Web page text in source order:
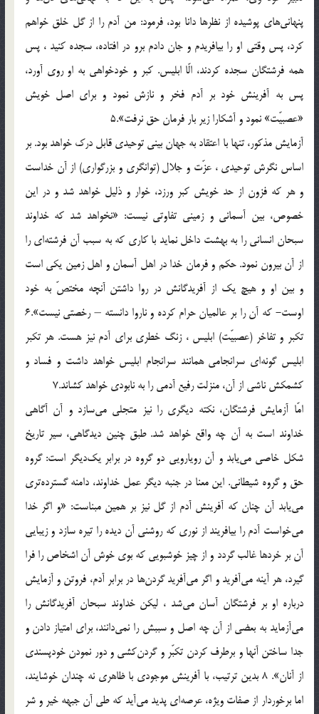
پنهانى‌هاى پوشيده از نظرها دانا بود، فرمود: من آدم را از گل خلق خواهم
كرد، پس وقتى او را بيافريدم و جان دادم برو در افتاده، سجده كنيد ، پس
همه فرشتگان سجده كردند، الّا ابليس. كبر و خودخواهى به او روى آورد،
پس به آفرينش خود بر آدم فخر و نازش نمود و براى اصل خويش
«عصبيّت» نمود و آشكارا زير بار فرمان حق نرفت».5
آزمايش مذكور، تنها با اعتقاد به جهان بينى توحيدى قابل درك خواهد بود. بر
اساس نگرش توحيدى ، عزّت و جلال (توانگرى و بزرگوارى) از آن خداست
و هر كه فزون از حد خويش كبر ورزد، خوار و ذليل خواهد شد و در اين
خصوص، بين آسمانى و زمينى تفاوتى نيست: «نخواهد شد كه خداوند
سبحان انسانى را به بهشت داخل نمايد با كارى كه به سبب آن فرشته‌اى را
از آن بيرون نمود. حكم و فرمان خدا در اهل آسمان و اهل زمين يكى است
و بين او و هيچ يك از آفريدگانش در روا داشتن آنچه مختصّ به خود
اوست- كه آن را بر عالميان حرام كرده و ناروا دانسته – رخصتى نيست».6
تكبر و تفاخر (عصبيّت) ابليس ، زنگ خطرى براى آدم نيز هست. هر تكبر
ابليس گونه‌اى سرانجامى همانند سرانجام ابليس خواهد داشت و فساد و
كشمكش ناشى از آن، منزلت رفيع آدمى را به نابودى خواهد كشاند.7
امّا آزمايش فرشتگان، نكته ديگرى را نيز متجلى مى‌سازد و آن آگاهى
خداوند است به آن چه واقع خواهد شد. طبق چنين ديدگاهى، سير تاريخ
شكل خاصى مى‌يابد و آن رويارويى دو گروه در برابر يك‌ديگر است: گروه
حق و گروه شيطانى. اين معنا در جنبه ديگر عمل خداوند، دامنه گسترده‌ترى
مى‌يابد آن چنان كه آفرينش آدم از گل نيز بر همين مبناست: «و اگر خدا
مى‌خواست آدم را بيافريند از نورى كه روشنى آن ديده را تيره سازد و زيبايى
آن بر خردها غالب گردد و از چيز خوشبويى كه بوى خوش آن اشخاص را فرا
گيرد، هر آينه مى‌آفريد و اگر مى‌آفريد گردن‌ها در برابر آدم، فروتن و آزمايش
درباره او بر فرشتگان آسان مى‌شد ، ليكن خداوند سبحان آفريدگانش را
مى‌آزمايد به بعضى از آن چه اصل و سببش را نمى‌دانند، براى امتياز دادن و
جدا ساختن آنها و برطرف كردن تكبّر و گردن‌كشى و دور نمودن خودپسندى
از آنان». 8 بدين ترتيب، با آفرينش موجودى با ظاهرى نه چندان خوشايند،
اما برخوردار از صفات ويژه، عرصه‌اى پديد مى‌آيد كه طى آن جبهه خير و شر